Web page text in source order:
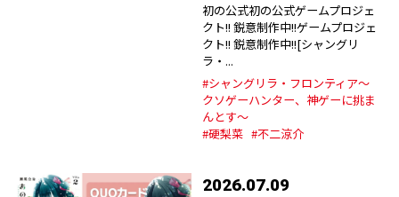
初の公式初の公式ゲームプロジェ
クト!! 鋭意制作中!!ゲームプロジェ
クト!! 鋭意制作中!![シャングリ
ラ・...
#シャングリラ・フロンティア～
クソゲーハンター、神ゲーに挑ま
んとす～
#硬梨菜 #不二涼介
2026.07.09